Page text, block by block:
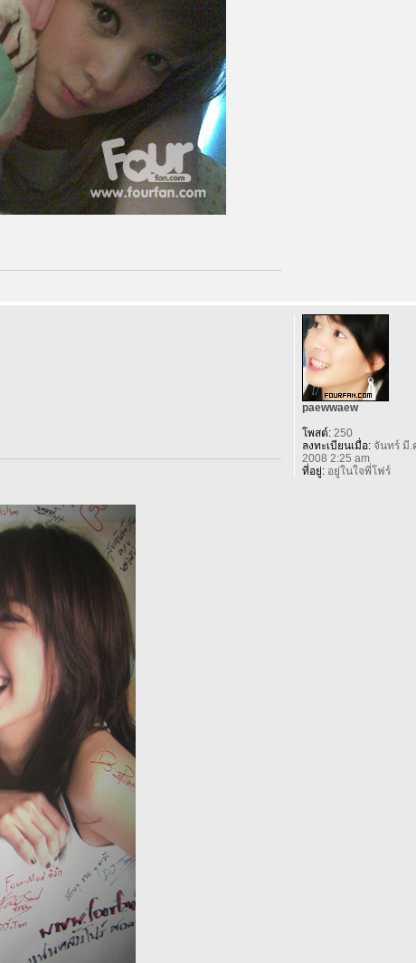
paewwaew
โพสต์:250
ลงทะเบียนเมื่อ:จันทร์ มี.
2008 2:25 am
ที่อยู่:อยู่ในใจพี่โฟร์